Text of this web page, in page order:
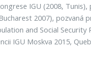
IGU (2008,
2007), pozvaná
and Social Security
IGU Moskva 2015,